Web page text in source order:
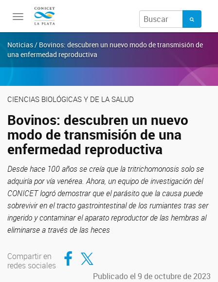
Toggle
navigation
Noticias / Bovinos: descubren un nuevo modo de transmisión de
una enfermedad reproductiva
CIENCIAS BIOLÓGICAS Y DE LA SALUD
Bovinos: descubren un nuevo
modo de transmisión de una
enfermedad reproductiva
Desde hace 100 años se creía que la tritrichomonosis solo se
adquiría por vía venérea. Ahora, un equipo de investigación del
CONICET logró demostrar que el parásito que la causa puede
sobrevivir en el tracto gastrointestinal de los rumiantes tras ser
ingerido y contaminar el aparato reproductor de las hembras al
eliminarse a través de las heces
Compartir en
redes sociales
Compartir en Facebook
Compartir en Twitter
Publicado el 9 de octubre de 2023